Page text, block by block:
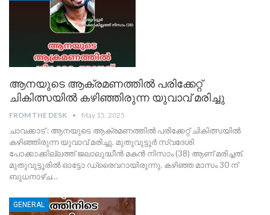
ആനയുടെ ആക്രമണത്തിൽ പരിക്കേറ്റ്
ചികിത്സയിൽ കഴിഞ്ഞിരുന്ന യുവാവ് മരിച്ചു
FROM THE DESK May 15, 2025
ചാവക്കാട് : ആനയുടെ ആക്രമണത്തിൽ പരിക്കേറ്റ് ചികിത്സയിൽ
കഴിഞ്ഞിരുന്ന യുവാവ് മരിച്ചു. മുതുവുട്ടൂർ സ്വദേശി
പോക്കാക്കില്ലത്ത് ജലാലുദ്ധീൻ മകൻ നിസാം (38) ആണ് മരിച്ചത്.
മുതുവുട്ടൂരിൽ ഓട്ടോ ഡ്രൈവറായിരുന്നു. കഴിഞ്ഞ മാസം 30 ന്
ബുധനാഴ്ച…
GENERAL